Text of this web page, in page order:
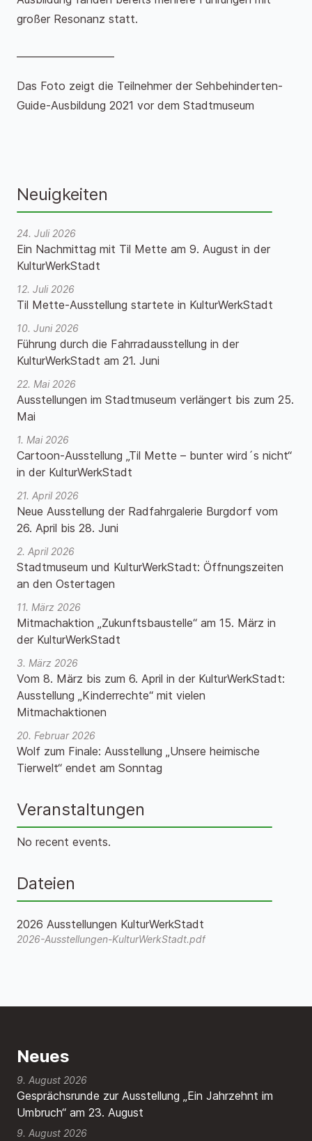
großer Resonanz statt.
Das Foto zeigt die Teilnehmer der Sehbehinderten-
Guide-Ausbildung 2021 vor dem Stadtmuseum
Neuigkeiten
24. Juli 2026
Ein Nachmittag mit Til Mette am 9. August in der
KulturWerkStadt
12. Juli 2026
Til Mette-Ausstellung startete in KulturWerkStadt
10. Juni 2026
Führung durch die Fahrradausstellung in der
KulturWerkStadt am 21. Juni
22. Mai 2026
Ausstellungen im Stadtmuseum verlängert bis zum 25.
Mai
1. Mai 2026
Cartoon-Ausstellung „Til Mette – bunter wird´s nicht“
in der KulturWerkStadt
21. April 2026
Neue Ausstellung der Radfahrgalerie Burgdorf vom
26. April bis 28. Juni
2. April 2026
Stadtmuseum und KulturWerkStadt: Öffnungszeiten
an den Ostertagen
11. März 2026
Mitmachaktion „Zukunftsbaustelle“ am 15. März in
der KulturWerkStadt
3. März 2026
Vom 8. März bis zum 6. April in der KulturWerkStadt:
Ausstellung „Kinderrechte“ mit vielen
Mitmachaktionen
20. Februar 2026
Wolf zum Finale: Ausstellung „Unsere heimische
Tierwelt“ endet am Sonntag
Veranstaltungen
No recent events.
Dateien
2026 Ausstellungen KulturWerkStadt
2026-Ausstellungen-KulturWerkStadt.pdf
Neues
Gesprächsrunde zur Ausstellung „Ein Jahrzehnt im
Umbruch“ am 23. August
9. August 2026
9. August 2026